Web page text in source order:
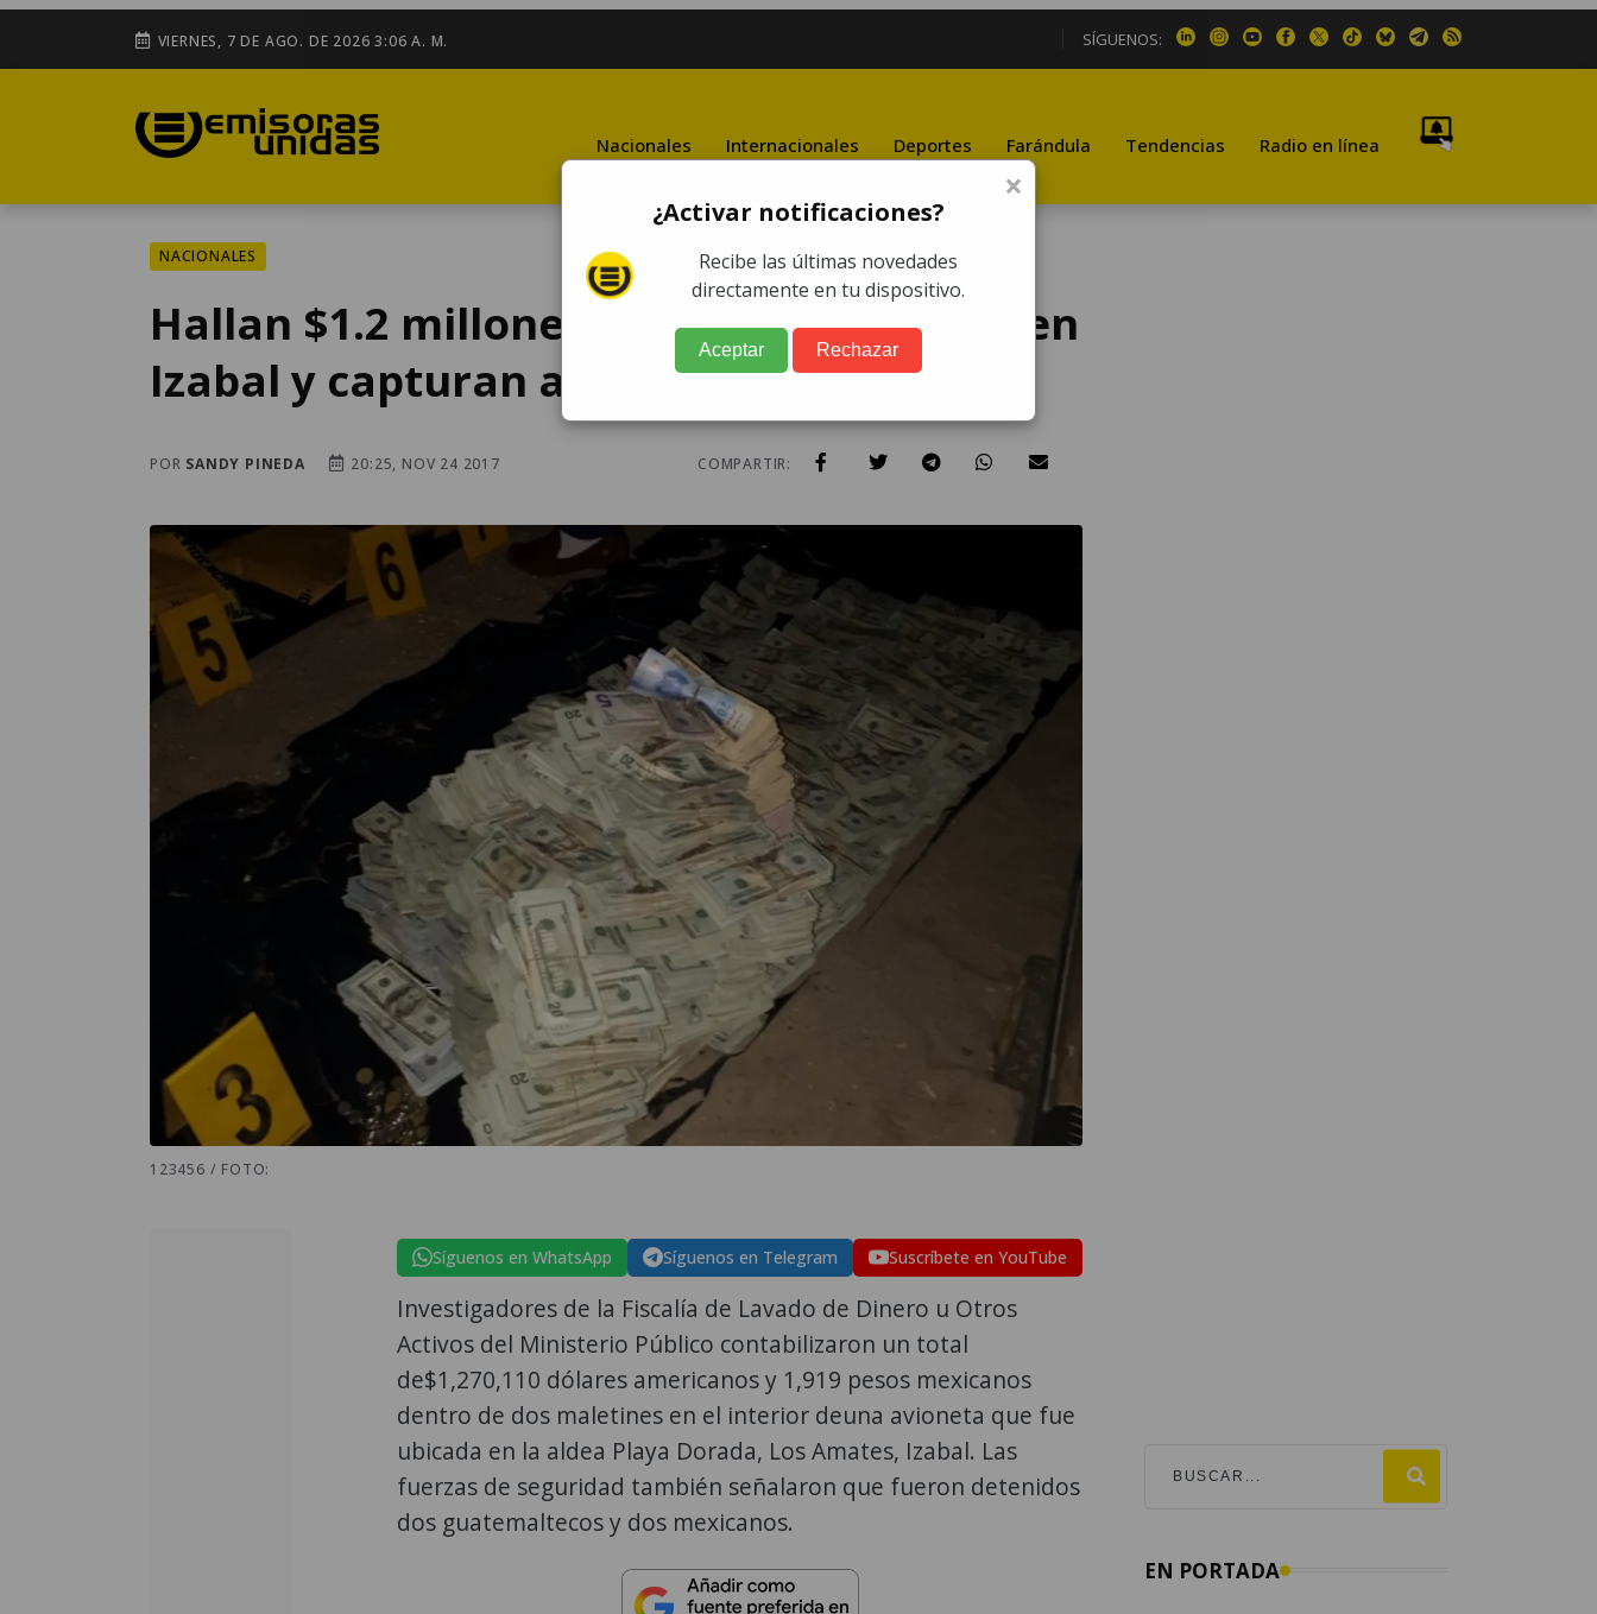
VIERNES, 7 DE AGO. DE 2026 3:06 A. M. SÍGUENOS:
Nacionales Internacionales Deportes Farándula Tendencias Radio en línea
NACIONALES
Hallan $1.2 millones dentro de avioneta en
Izabal y capturan a cuatro
POR SANDY PINEDA 20:25, NOV 24 2017 COMPARTIR:
123456 / FOTO:
Síguenos en WhatsApp Síguenos en Telegram Suscríbete en YouTube
Investigadores de la Fiscalía de Lavado de Dinero u Otros
Activos del Ministerio Público contabilizaron un total
de$1,270,110 dólares americanos y 1,919 pesos mexicanos
dentro de dos maletines en el interior deuna avioneta que fue
ubicada en la aldea Playa Dorada, Los Amates, Izabal. Las
fuerzas de seguridad también señalaron que fueron detenidos
dos guatemaltecos y dos mexicanos.
EN PORTADA
×
¿Activar notificaciones?
Recibe las últimas novedades
directamente en tu dispositivo.
Aceptar Rechazar